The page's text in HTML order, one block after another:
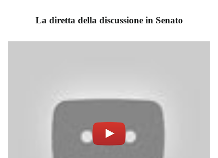
La diretta della discussione in Senato